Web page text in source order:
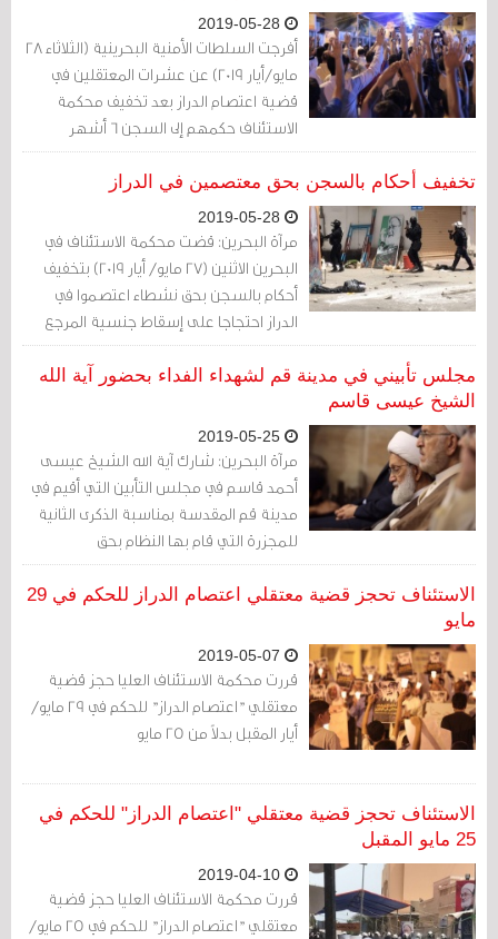
أفرجت السلطات الأمنية البحرينية (الثلاثاء 28
مايو/أيار 2019) عن عشرات المعتقلين في
قضية اعتصام الدراز بعد تخفيف محكمة
الاستئناف حكمهم إلى السجن 6 أشهر
تخفيف أحكام بالسجن بحق معتصمين في الدراز
مرآة البحرين: قضت محكمة الاستئناف في
البحرين الاثنين (27 مايو/ أيار 2019) بتخفيف
أحكام بالسجن بحق نشطاء اعتصموا في
الدراز احتجاجا على إسقاط جنسية المرجع
الديني في البلاد آية الله الشيخ عيسى قاسم
يونيو 2016.
مجلس تأبيني في مدينة قم لشهداء الفداء بحضور آية الله
الشيخ عيسى قاسم
مرآة البحرين: شارك آية الله الشيخ عيسى
أحمد قاسم في مجلس التأبين التي أقيم في
مدينة قم المقدسة بمناسبة الذكرى الثانية
للمجزرة التي قام بها النظام بحق
المعتصمين في منطقة الدراز.
الاستئناف تحجز قضية معتقلي اعتصام الدراز للحكم في 29
مايو
قررت محكمة الاستئناف العليا حجز قضية
معتقلي "اعتصام الدراز" للحكم في 29 مايو/
أيار المقبل بدلاً من 25 مايو
الاستئناف تحجز قضية معتقلي "اعتصام الدراز" للحكم في
25 مايو المقبل
قررت محكمة الاستئناف العليا حجز قضية
معتقلي "اعتصام الدراز" للحكم في 25 مايو/